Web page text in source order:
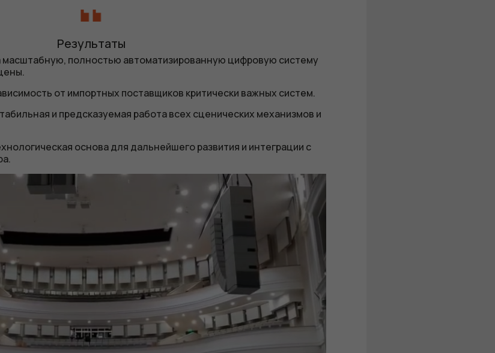
Результаты
масштабную, полностью автоматизированную цифровую систему
от импортных поставщиков критически важных систем.
и предсказуемая работа всех сценических механизмов и
основа для дальнейшего развития и интеграции с
Обязательные